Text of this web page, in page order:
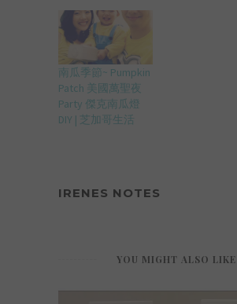
南瓜季節~ Pumpkin
Patch 美國萬聖夜
Party 傑克南瓜燈
DIY | 芝加哥生活
IRENES NOTES
YOU MIGHT ALSO LIKE